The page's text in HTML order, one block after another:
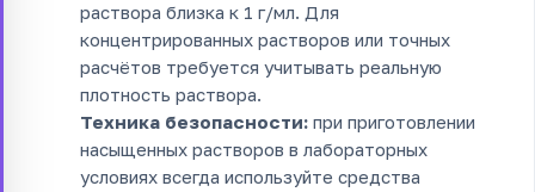
раствора близка к 1 г/мл. Для
концентрированных растворов или точных
расчётов требуется учитывать реальную
плотность раствора.
Техника безопасности: при приготовлении
насыщенных растворов в лабораторных
условиях всегда используйте средства